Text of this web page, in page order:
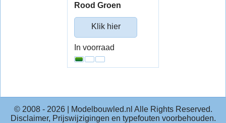
Rood Groen
Klik hier
In voorraad
© 2008 - 2026| Modelbouwled.nl Alle Rights Reserved.
Disclaimer, Prijswijzigingen en typefouten voorbehouden.